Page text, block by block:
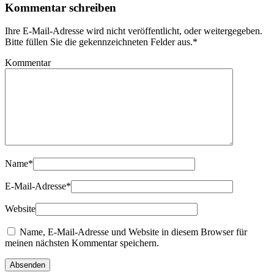
Kommentar schreiben
Ihre E-Mail-Adresse wird nicht veröffentlicht, oder weitergegeben.
Bitte füllen Sie die gekennzeichneten Felder aus.*
Kommentar
Name*
E-Mail-Adresse*
Website
Name, E-Mail-Adresse und Website in diesem Browser für
meinen nächsten Kommentar speichern.